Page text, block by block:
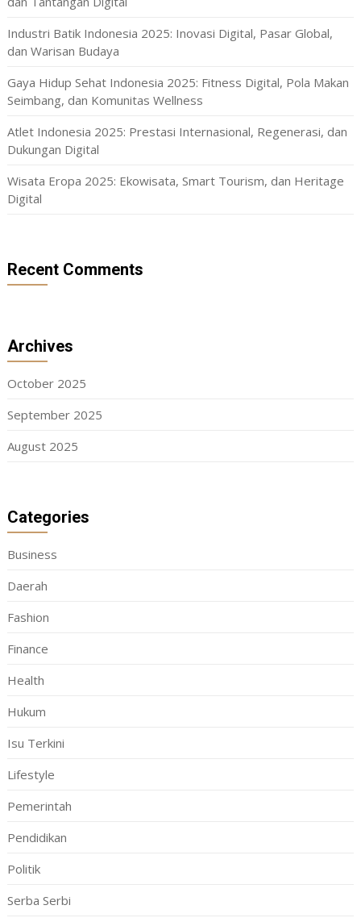
Industri Batik Indonesia 2025: Inovasi Digital, Pasar Global,
dan Warisan Budaya
Gaya Hidup Sehat Indonesia 2025: Fitness Digital, Pola Makan
Seimbang, dan Komunitas Wellness
Atlet Indonesia 2025: Prestasi Internasional, Regenerasi, dan
Dukungan Digital
Wisata Eropa 2025: Ekowisata, Smart Tourism, dan Heritage
Digital
Recent Comments
Archives
October 2025
September 2025
August 2025
Categories
Business
Daerah
Fashion
Finance
Health
Hukum
Isu Terkini
Lifestyle
Pemerintah
Pendidikan
Politik
Serba Serbi